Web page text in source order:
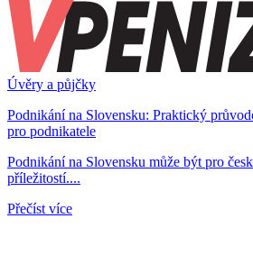
Úvěry a půjčky
Podnikání na Slovensku: Praktický
pro podnikatele
Podnikání na Slovensku může být pro
příležitostí....
Přečíst více